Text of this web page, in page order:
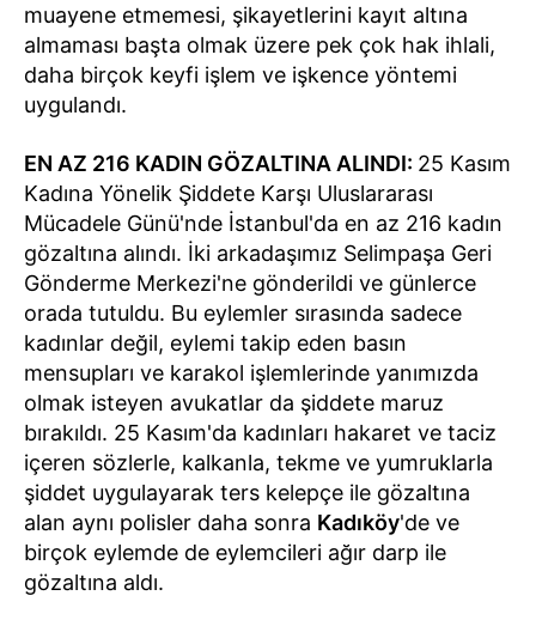
muayene etmemesi, şikayetlerini kayıt altına
almaması başta olmak üzere pek çok hak ihlali,
daha birçok keyfi işlem ve işkence yöntemi
uygulandı.
EN AZ 216 KADIN GÖZALTINA ALINDI: 25 Kasım
Kadına Yönelik Şiddete Karşı Uluslararası
Mücadele Günü'nde İstanbul'da en az 216 kadın
gözaltına alındı. İki arkadaşımız Selimpaşa Geri
Gönderme Merkezi'ne gönderildi ve günlerce
orada tutuldu. Bu eylemler sırasında sadece
kadınlar değil, eylemi takip eden basın
mensupları ve karakol işlemlerinde yanımızda
olmak isteyen avukatlar da şiddete maruz
bırakıldı. 25 Kasım'da kadınları hakaret ve taciz
içeren sözlerle, kalkanla, tekme ve yumruklarla
şiddet uygulayarak ters kelepçe ile gözaltına
alan aynı polisler daha sonra Kadıköy'de ve
birçok eylemde de eylemcileri ağır darp ile
gözaltına aldı.